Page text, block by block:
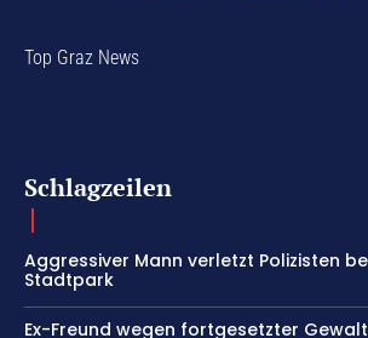
Top Graz News
Schlagzeilen
Aggressiver Mann verletzt Polizisten
Stadtpark
Ex-Freund wegen fortgesetzter